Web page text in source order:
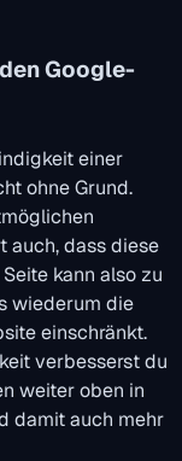
Google-
einer
ohne Grund.
auch, dass diese
kann also zu
wiederum die
einschränkt.
verbesserst du
weiter oben in
damit auch mehr